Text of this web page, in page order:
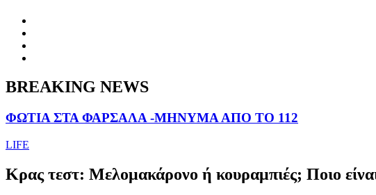
BREAKING NEWS
ΦΩΤΙΑ ΣΤΑ ΦΑΡΣΑΛΑ -ΜΗΝΥΜΑ ΑΠΟ ΤΟ 112
LIFE
Κρας τεστ: Μελομακάρονο ή κουραμπιές; Ποιο είναι